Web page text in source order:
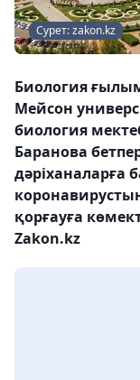
Сурет: zakon.kz
Биология
Мейсон
биология
Баранова
дәріханаларға
қорғауға
Zakon.kz